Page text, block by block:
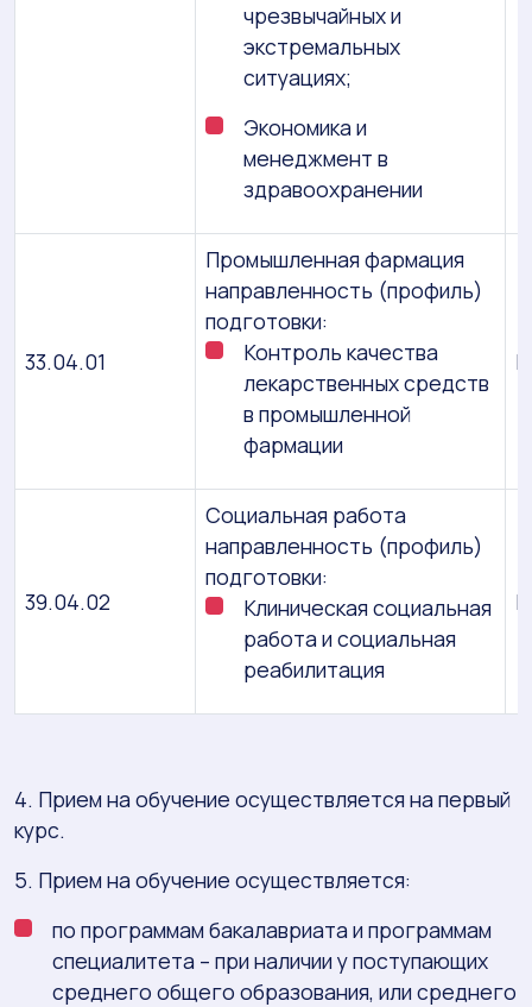
чрезвычайных и
экстремальных
ситуациях;
Экономика и
менеджмент в
здравоохранении
33.04.01
Промышленная фармация
направленность (профиль)
подготовки:
Контроль качества
лекарственных средств
в промышленной
фармации
39.04.02
Социальная работа
направленность (профиль)
подготовки:
Клиническая социальная
работа и социальная
реабилитация
4. Прием на обучение осуществляется на первый
курс.
5. Прием на обучение осуществляется:
по программам бакалавриата и программам
специалитета – при наличии у поступающих
среднего общего образования, или среднего